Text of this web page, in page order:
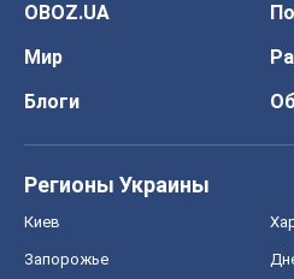
OBOZ.UA
Мир
Блоги
Регионы Украины
Киев
Запорожье